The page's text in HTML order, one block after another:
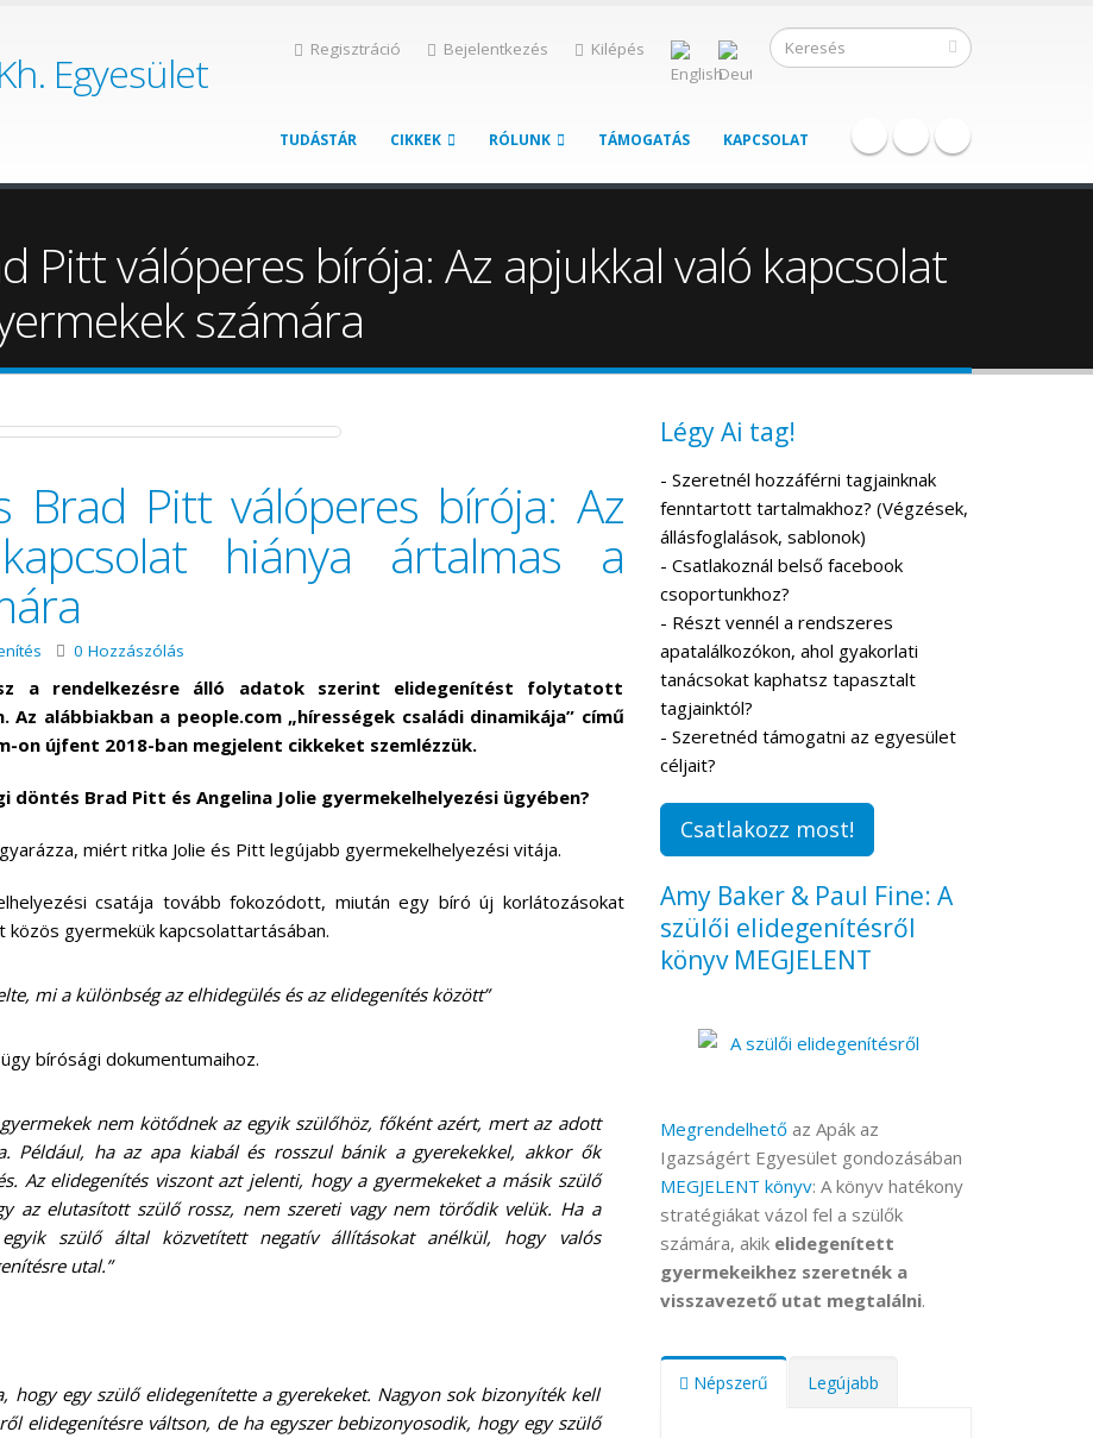
Egyesület Regisztráció Bejelentkezés Kilépés
TUDÁSTÁR CIKKEK RÓLUNK TÁMOGATÁS KAPCSOLAT
Pitt válóperes bírója: Az apjukkal való kapcsolat
számára
Brad Pitt válóperes bírója: Az
hiánya ártalmas a
0 Hozzászólás
a rendelkezésre álló adatok szerint elidegenítést folytatott
alábbiakban a people.com „hírességek családi dinamikája” című
on újfent 2018-ban megjelent cikkeket szemlézzük.
döntés Brad Pitt és Angelina Jolie gyermekelhelyezési ügyében?
miért ritka Jolie és Pitt legújabb gyermekelhelyezési vitája.
csatája tovább fokozódott, miután egy bíró új korlátozásokat
gyermekük kapcsolattartásában.
mi a különbség az elhidegülés és az elidegenítés között”
bírósági dokumentumaihoz.
nem kötődnek az egyik szülőhöz, főként azért, mert az adott
Például, ha az apa kiabál és rosszul bánik a gyerekekkel, akkor ők
Az elidegenítés viszont azt jelenti, hogy a gyermekeket a másik szülő
az elutasított szülő rossz, nem szereti vagy nem törődik velük. Ha a
szülő által közvetített negatív állításokat anélkül, hogy valós
utal.”
hogy egy szülő elidegenítette a gyerekeket. Nagyon sok bizonyíték kell
elidegenítésre váltson, de ha egyszer bebizonyosodik, hogy egy szülő
Légy Ai tag!
- Szeretnél hozzáférni tagjainknak
fenntartott tartalmakhoz? (Végzések,
állásfoglalások, sablonok)
- Csatlakoznál belső facebook
csoportunkhoz?
- Részt vennél a rendszeres
apatalálkozókon, ahol gyakorlati
tanácsokat kaphatsz tapasztalt
tagjainktól?
- Szeretnéd támogatni az egyesület
céljait?
Csatlakozz most!
Amy Baker & Paul Fine: A
szülői elidegenítésről
könyv MEGJELENT
Megrendelhetőaz Apák az
Igazságért Egyesület gondozásában
MEGJELENT könyv: A könyv hatékony
stratégiákat vázol fel a szülők
számára, akik elidegenített
gyermekeikhez szeretnék a
visszavezető utat megtalálni.
Népszerű Legújabb